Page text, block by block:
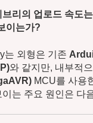
리의 업로드 속도
이는가?
는 외형은 기존
와 같지만, 내부적
MCU를 사용
는 주요 원인은 다